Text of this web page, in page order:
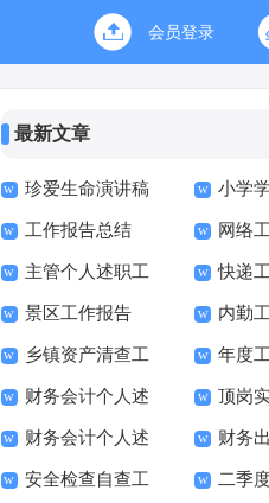
会员登录
最新文章
珍爱生命演讲稿
(15篇)
小学
告校长
工作报告总结 网络
主管个人述职工
作报告
快递
景区工作报告 内勤
乡镇资产清查工
作报告
年度
财务会计个人述
职报告7篇
顶岗
告
财务会计个人述
职报告
财务
告
安全检查自查工 二季